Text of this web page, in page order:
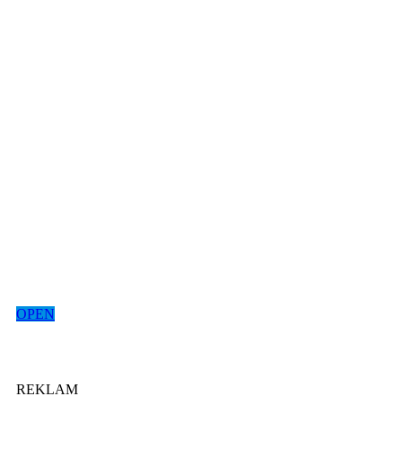
OPEN
REKLAM